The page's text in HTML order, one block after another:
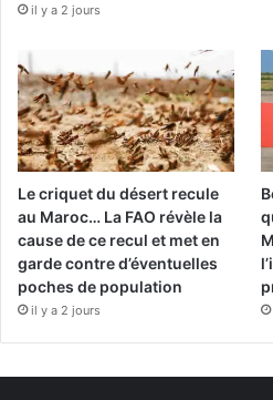
il y a 2 jours
Le criquet du désert recule
au Maroc… La FAO révèle la
cause de ce recul et met en
garde contre d’éventuelles
poches de population
il y a 2 jours